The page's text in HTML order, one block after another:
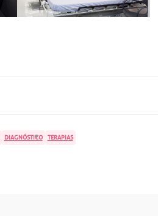
DIAGNÓSTICO TERAPIAS